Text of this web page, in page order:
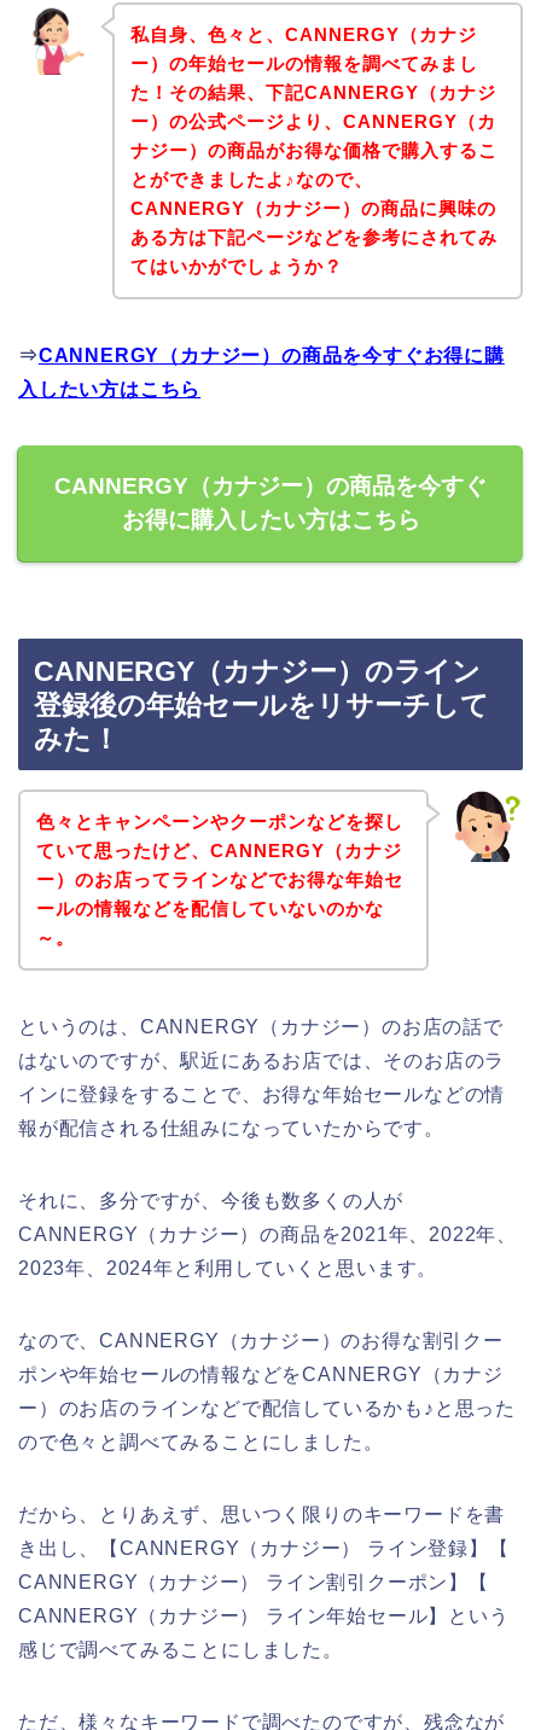
私自身、色々と、CANNERGY（カナジ
ー）の年始セールの情報を調べてみまし
た！その結果、下記CANNERGY（カナジ
ー）の公式ページより、CANNERGY（カ
ナジー）の商品がお得な価格で購入するこ
とができましたよ♪なので、
CANNERGY（カナジー）の商品に興味の
ある方は下記ページなどを参考にされてみ
てはいかがでしょうか？
⇒CANNERGY（カナジー）の商品を今すぐお得に購
入したい方はこちら
CANNERGY（カナジー）の商品を今すぐ
お得に購入したい方はこちら
CANNERGY（カナジー）のライン
登録後の年始セールをリサーチして
みた！
色々とキャンペーンやクーポンなどを探し
ていて思ったけど、CANNERGY（カナジ
ー）のお店ってラインなどでお得な年始セ
ールの情報などを配信していないのかな
～。
というのは、CANNERGY（カナジー）のお店の話で
はないのですが、駅近にあるお店では、そのお店のラ
インに登録をすることで、お得な年始セールなどの情
報が配信される仕組みになっていたからです。
それに、多分ですが、今後も数多くの人が
CANNERGY（カナジー）の商品を2021年、2022年、
2023年、2024年と利用していくと思います。
なので、CANNERGY（カナジー）のお得な割引クー
ポンや年始セールの情報などをCANNERGY（カナジ
ー）のお店のラインなどで配信しているかも♪と思った
ので色々と調べてみることにしました。
だから、とりあえず、思いつく限りのキーワードを書
き出し、【CANNERGY（カナジー） ライン登録】【
CANNERGY（カナジー） ライン割引クーポン】【
CANNERGY（カナジー） ライン年始セール】という
感じで調べてみることにしました。
ただ、様々なキーワードで調べたのですが、残念なが